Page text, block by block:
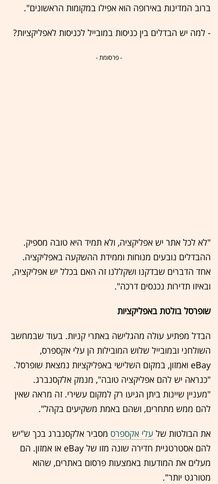
ברוב המדינות באירופה הוא אפילו במקומות הראשונים".
- למה יש הבדלים בין כניסות במובייל לכניסות לאפליקציות?
- פרסומת -
"לא לכל אתר יש אפליקציה, ולא תמיד היא טובה מספיק.
ההבדלים נובעים מנוחות וממידת ההשקעה באפליקציה.
אחד הדברים שבדקנו ושקללנו זה האם בכלל יש אפליקציה,
ובאיזו תדירות נכנסים דרכה".
שופרסל בולטת באפליקציות
הבדל מפתיע עולה מהגלישה באתרי קניות. בעוד שבמחשב
השולחני ובמובייל שלוש המובילות הן עלי אקספרס,
eBay ואמזון, במקום השלישי באפליקציות נמצאת שופרסל.
"כנראה יש להם אפליקציה טובה", מנמק אלקסנברג.
"מעניין שיינות ביתן הגיעו רק למקום עשירי. זה מראה שאין
להם ממש מתחרים, ושהם באמת משקיעים בקהל".
את הבולטות של עלי אקספרס מסביר אלקסנברג בכך ש"יש
להם אסטרטגיית חדירה שונה מזו של eBay או אמזון. הם
מעלים את המודעות באמצעות פרסום באתרים, שהוא
מטורגט יותר".